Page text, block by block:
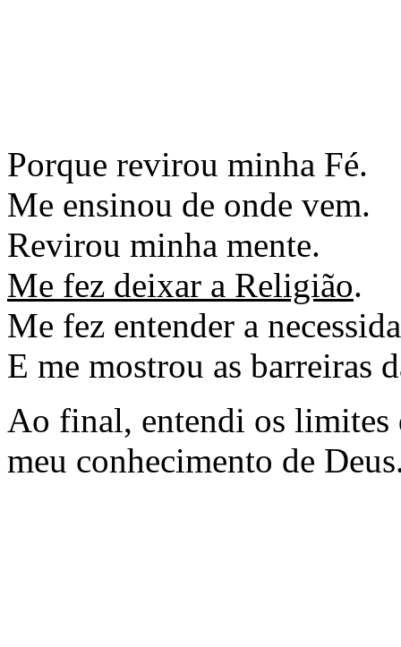
Porque revirou minha Fé.
Me ensinou de onde vem.
Revirou minha mente.
Me fez deixar a Religião.
Me fez entender a
E me mostrou as barreiras
Ao final, entendi os limites
meu conhecimento de